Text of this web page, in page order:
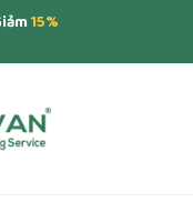
15%